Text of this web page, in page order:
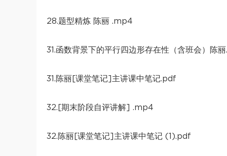
28.题型精炼 陈丽 .mp4
31.函数背景下的平行四边形存在性（含班会）陈
31.陈丽[课堂笔记]主讲课中笔记.pdf
32.[期末阶段自评讲解] .mp4
32.陈丽[课堂笔记]主讲课中笔记 (1).pdf